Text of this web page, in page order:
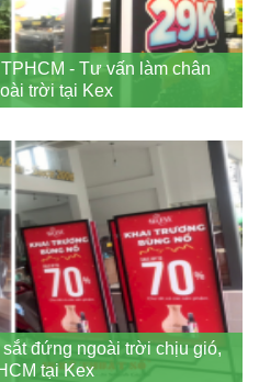
- Tư vấn làm chân
trời tại Kex
đứng ngoài trời chịu gió,
tại Kex